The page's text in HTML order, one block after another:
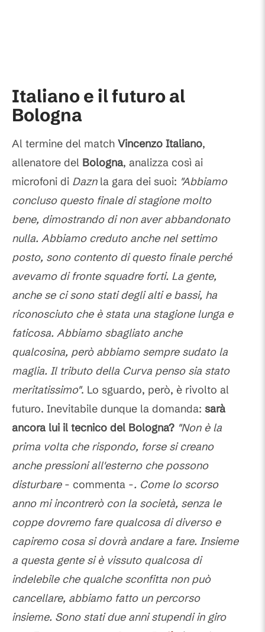
Italiano e il futuro al
Bologna
Al termine del match Vincenzo Italiano,
allenatore del Bologna, analizza così ai
microfoni di Daznla gara dei suoi: "Abbiamo
concluso questo finale di stagione molto
bene, dimostrando di non aver abbandonato
nulla. Abbiamo creduto anche nel settimo
posto, sono contento di questo finale perché
avevamo di fronte squadre forti. La gente,
anche se ci sono stati degli alti e bassi, ha
riconosciuto che è stata una stagione lunga e
faticosa. Abbiamo sbagliato anche
qualcosina, però abbiamo sempre sudato la
maglia. Il tributo della Curva penso sia stato
meritatissimo". Lo sguardo, però, è rivolto al
futuro. Inevitabile dunque la domanda: sarà
ancora lui il tecnico del Bologna? "Non è la
prima volta che rispondo, forse si creano
anche pressioni all'esterno che possono
disturbare - commenta -. Come lo scorso
anno mi incontrerò con la società, senza le
coppe dovremo fare qualcosa di diverso e
capiremo cosa si dovrà andare a fare. Insieme
a questa gente si è vissuto qualcosa di
indelebile che qualche sconfitta non può
cancellare, abbiamo fatto un percorso
insieme. Sono stati due anni stupendi in giro